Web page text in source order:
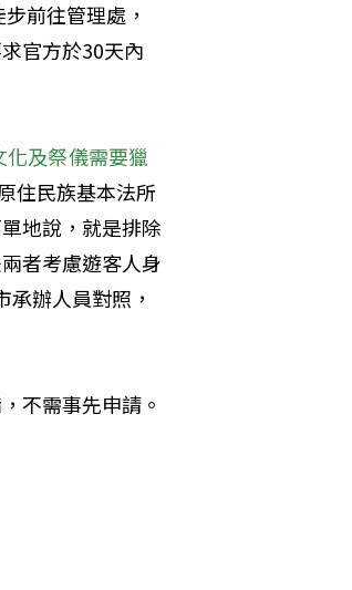
前往管理處，
官方於30天內
及祭儀需要獵
住民族基本法所
地說，就是排除
者考慮遊客人身
辦人員對照，
不需事先申請。